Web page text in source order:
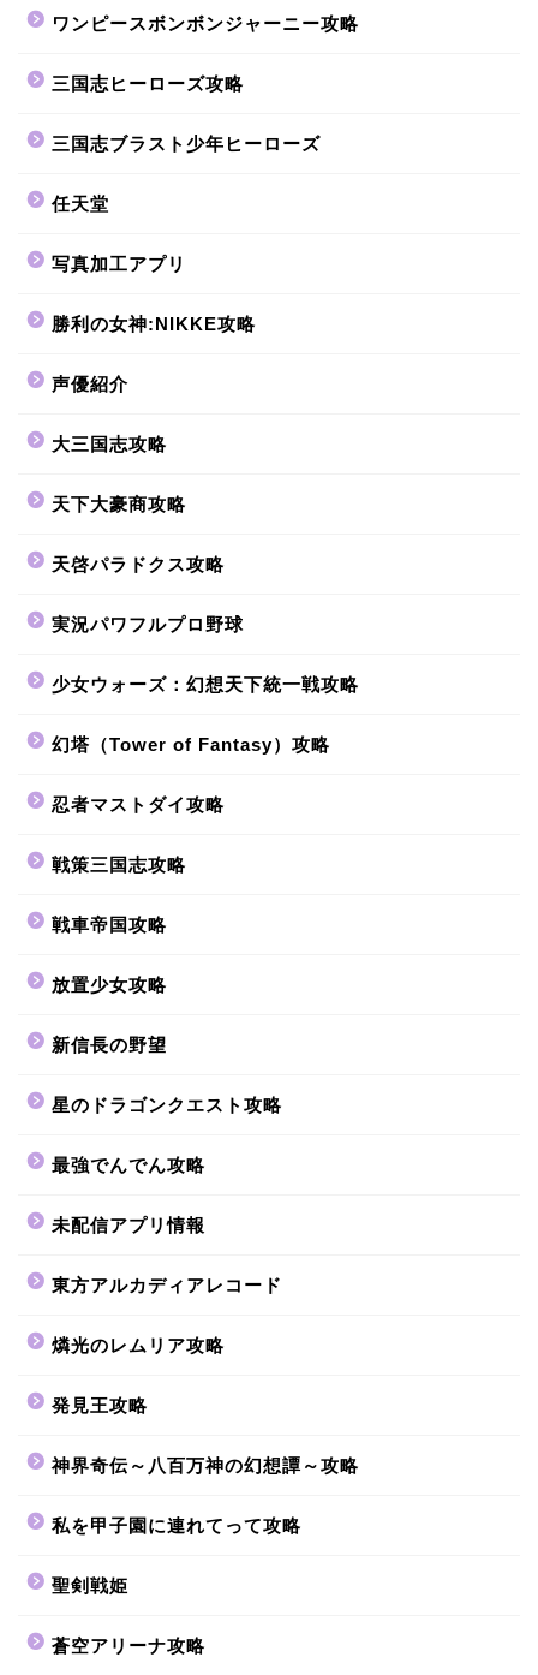
ワンピースボンボンジャーニー攻略
三国志ヒーローズ攻略
三国志ブラスト少年ヒーローズ
任天堂
写真加工アプリ
勝利の女神:NIKKE攻略
声優紹介
大三国志攻略
天下大豪商攻略
天啓パラドクス攻略
実況パワフルプロ野球
少女ウォーズ：幻想天下統一戦攻略
幻塔（Tower of Fantasy）攻略
忍者マストダイ攻略
戦策三国志攻略
戦車帝国攻略
放置少女攻略
新信長の野望
星のドラゴンクエスト攻略
最強でんでん攻略
未配信アプリ情報
東方アルカディアレコード
燐光のレムリア攻略
発見王攻略
神界奇伝～八百万神の幻想譚～攻略
私を甲子園に連れてって攻略
聖剣戦姫
蒼空アリーナ攻略